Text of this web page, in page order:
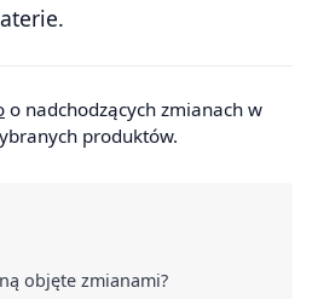
o nadchodzących zmianach w
produktów.
objęte zmianami?